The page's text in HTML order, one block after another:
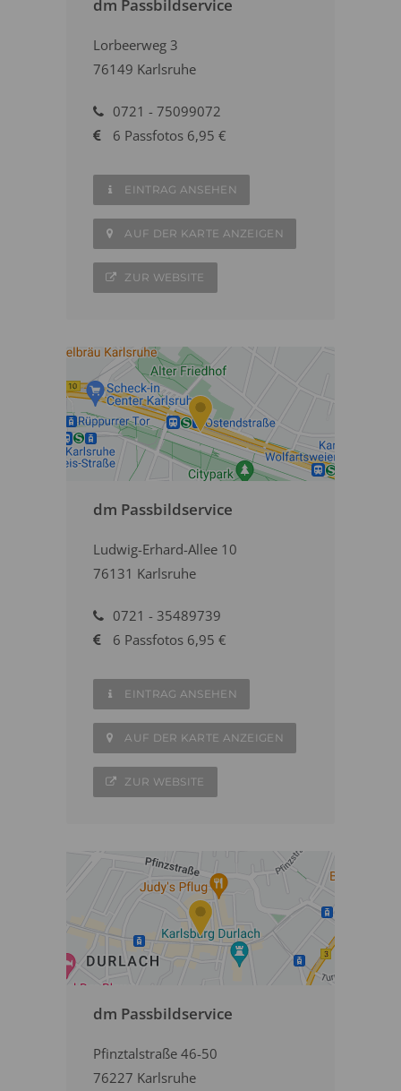
dm Passbildservice
Lorbeerweg 3
76149 Karlsruhe
0721 - 75099072
6 Passfotos 6,95 €
EINTRAG ANSEHEN
AUF DER KARTE ANZEIGEN
ZUR WEBSITE
dm Passbildservice
Ludwig-Erhard-Allee 10
76131 Karlsruhe
0721 - 35489739
6 Passfotos 6,95 €
EINTRAG ANSEHEN
AUF DER KARTE ANZEIGEN
ZUR WEBSITE
dm Passbildservice
Pfinztalstraße 46-50
76227 Karlsruhe